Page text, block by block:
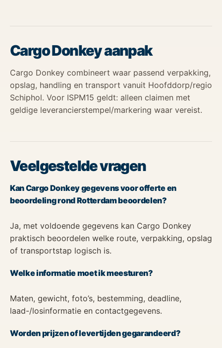
Cargo Donkey aanpak
Cargo Donkey combineert waar passend verpakking,
opslag, handling en transport vanuit Hoofddorp/regio
Schiphol. Voor ISPM15 geldt: alleen claimen met
geldige leverancierstempel/markering waar vereist.
Veelgestelde vragen
Kan Cargo Donkey gegevens voor offerte en
beoordeling rond Rotterdam beoordelen?
Ja, met voldoende gegevens kan Cargo Donkey
praktisch beoordelen welke route, verpakking, opslag
of transportstap logisch is.
Welke informatie moet ik meesturen?
Maten, gewicht, foto’s, bestemming, deadline,
laad-/losinformatie en contactgegevens.
Worden prijzen of levertijden gegarandeerd?